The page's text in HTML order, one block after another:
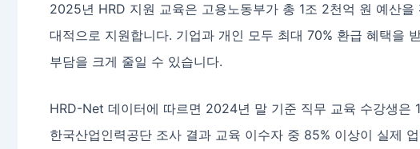
2025년 HRD 지원 교육은 고용노동부가 총 1조 2천억 원 예산을
대적으로 지원합니다. 기업과 개인 모두 최대 70% 환급 혜택을
부담을 크게 줄일 수 있습니다.
HRD-Net 데이터에 따르면 2024년 말 기준 직무 교육 수강생은
한국산업인력공단 조사 결과 교육 이수자 중 85% 이상이 실제